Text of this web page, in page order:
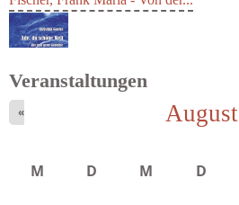
Fischer, Frank Maria - Von der...
Veranstaltungen
August
«
M D M D